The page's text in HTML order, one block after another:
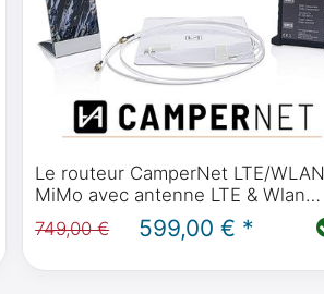
Le routeur CamperNet LTE/WLAN
MiMo avec antenne LTE & Wlan
MiMo pour l'Internet mobile dans
les véhicules (12V ou 230V)
749,00 € 599,00 € *